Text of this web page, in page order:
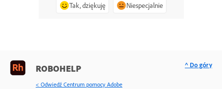
Tak, dziękuję Niespecjalnie
ROBOHELP
< Odwiedź Centrum pomocy Adobe
^ Do góry